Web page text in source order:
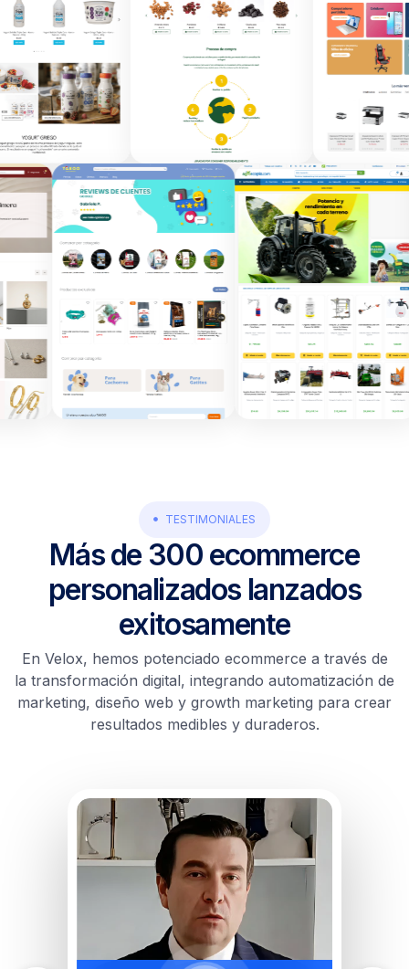
TESTIMONIALES
Más de 300 ecommerce
personalizados lanzados
exitosamente
En Velox, hemos potenciado ecommerce a través de
la transformación digital, integrando automatización de
marketing, diseño web y growth marketing para crear
resultados medibles y duraderos.